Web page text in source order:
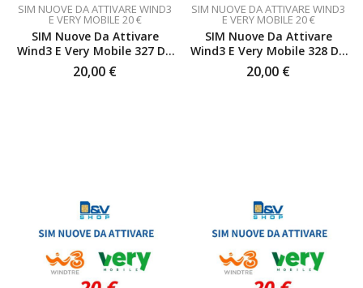
SIM NUOVE DA ATTIVARE WIND3
E VERY MOBILE 20 €
SIM Nuove Da Attivare
Wind3 E Very Mobile 327 Da
20 €
20,00 €
SIM NUOVE DA ATTIVARE WIND3
E VERY MOBILE 20 €
SIM Nuove Da Attivare
Wind3 E Very Mobile 328 Da
20 €
20,00 €